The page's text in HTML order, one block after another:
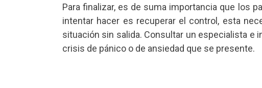
Para finalizar, es de suma importancia que los
intentar hacer es recuperar el control, esta
situación sin salida. Consultar un especialista e
crisis de pánico o de ansiedad que se presente.